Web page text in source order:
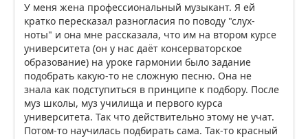
У меня жена профессиональный музыкант. Я ей
кратко пересказал разногласия по поводу "слух-
ноты" и она мне рассказала, что им на втором курсе
университета (он у нас даёт консерваторское
образование) на уроке гармонии было задание
подобрать какую-то не сложную песню. Она не
знала как подступиться в принципе к подбору. После
муз школы, муз училища и первого курса
университета. Так что действительно этому не учат.
Потом-то научилась подбирать сама. Так-то красный